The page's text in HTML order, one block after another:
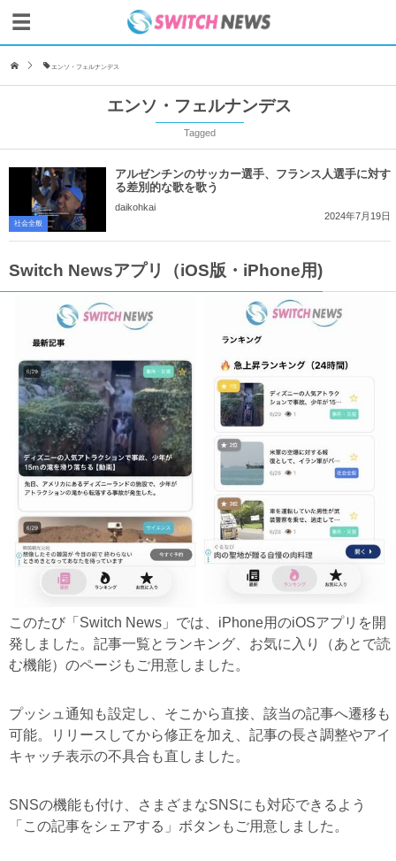
エンソ・フェルナンデス
エンソ・フェルナンデス
Tagged
社会全般
アルゼンチンのサッカー選手、フランス人選手に対す
る差別的な歌を歌う
daikohkai
2024年7月19日
Switch Newsアプリ（iOS版・iPhone用)
このたび「Switch News」では、iPhone用のiOSアプリを開
発しました。記事一覧とランキング、お気に入り（あとで読
む機能）のページもご用意しました。
プッシュ通知も設定し、そこから直接、該当の記事へ遷移も
可能。リリースしてから修正を加え、記事の長さ調整やアイ
キャッチ表示の不具合も直しました。
SNSの機能も付け、さまざまなSNSにも対応できるよう
「この記事をシェアする」ボタンもご用意しました。